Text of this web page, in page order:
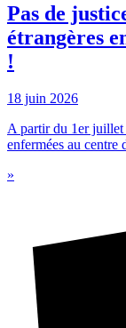
Pas de
étrangères
!
18 juin 2026
A partir du 1er juillet
enfermées au centre
»